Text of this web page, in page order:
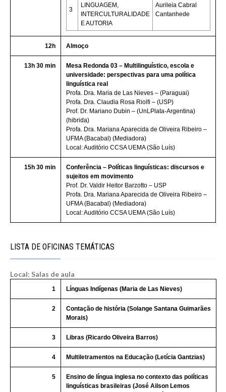
3
LINGUAGEM,
INTERCULTURALIDADE
E AUTORIA
Aurileia Cabral
Cantanhede
12h Almoço
13h 30 min
Mesa Redonda 03 – Multilinguístico, escola e
universidade: perspectivas para uma política
linguística real
Profa. Dra. Maria de Las Nieves – (Paraguai)
Profa. Dra. Claudia Rosa Riolfi – (USP)
Prof. Dr. Mariano Dubin – (UnLPlata-Argentina)
(hibrida)
Profa. Dra. Mariana Aparecida de Oliveira Ribeiro –
UFMA (Bacabal) (Mediadora)
Local: Auditório CCSA UEMA (São Luís)
15h 30 min
Conferência – Políticas linguísticas: discursos e
sujeitos em movimento
Prof. Dr. Valdir Heitor Barzotto – USP
Profa. Dra. Mariana Aparecida de Oliveira Ribeiro –
UFMA (Bacabal) (Mediadora)
Local: Auditório CCSA UEMA (São Luís)
LISTA DE OFICINAS TEMÁTICAS
Local: Salas de aula
1 Línguas Indígenas (Maria de Las Nieves)
2
Contação de história (Solange Santana Guimarães
Morais)
3 Libras (Ricardo Oliveira Barros)
4 Multiletramentos na Educação (Letícia Gantzias)
5
Ensino de língua inglesa no contexto das políticas
linguísticas brasileiras (José Ailson Lemos